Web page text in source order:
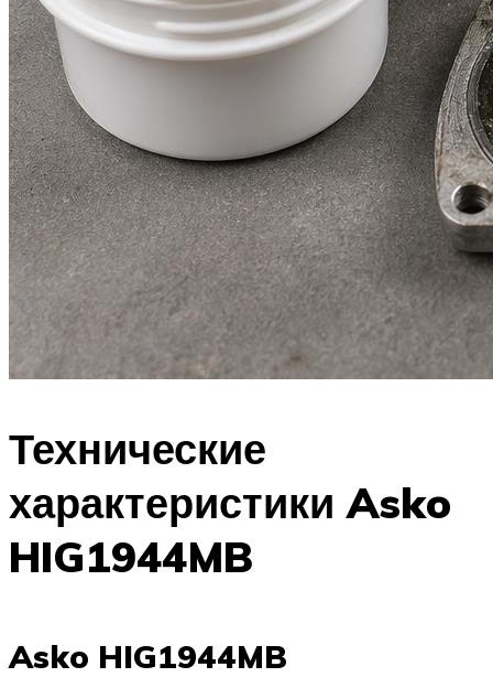
Технические
характеристики Asko
HIG1944MB
Asko HIG1944MB